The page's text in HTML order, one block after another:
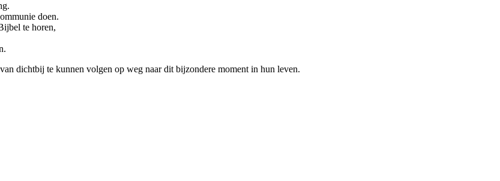
doen.
te horen,
dichtbij te kunnen volgen op weg naar dit bijzondere moment in hun leven.